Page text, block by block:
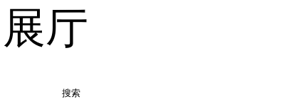
厅
搜索